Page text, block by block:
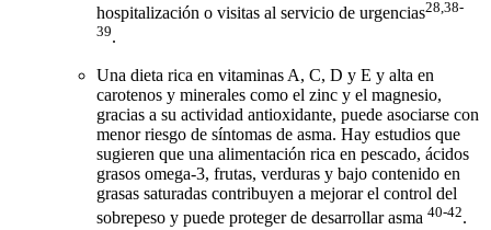
hospitalización o visitas al servicio de urgencias28,38-
39.
Una dieta rica en vitaminas A, C, D y E y alta en
carotenos y minerales como el zinc y el magnesio,
gracias a su actividad antioxidante, puede asociarse con
menor riesgo de síntomas de asma. Hay estudios que
sugieren que una alimentación rica en pescado, ácidos
grasos omega-3, frutas, verduras y bajo contenido en
grasas saturadas contribuyen a mejorar el control del
sobrepeso y puede proteger de desarrollar asma 40-42.